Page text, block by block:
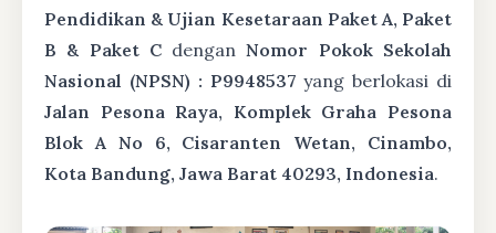
Pendidikan & Ujian Kesetaraan Paket A, Paket
B & Paket CdenganNomor Pokok Sekolah
Nasional (NPSN) : P9948537 yang berlokasi di
Jalan Pesona Raya, Komplek Graha Pesona
Blok A No 6, Cisaranten Wetan, Cinambo,
Kota Bandung, Jawa Barat 40293, Indonesia.